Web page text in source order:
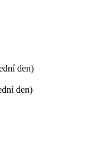
den)
den)